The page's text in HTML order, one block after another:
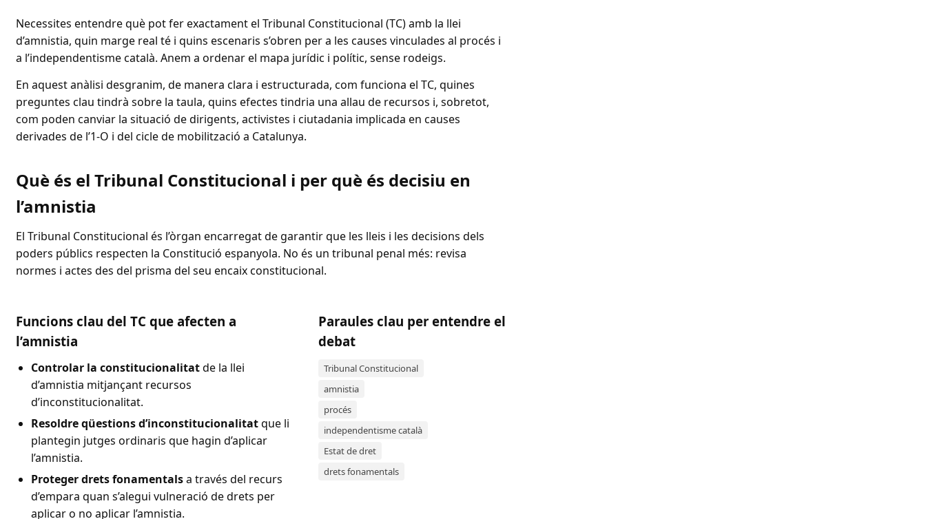
Necessites entendre què pot fer exactament el Tribunal Constitucional (TC) amb la llei
d’amnistia, quin marge real té i quins escenaris s’obren per a les causes vinculades al procés i
a l’independentisme català. Anem a ordenar el mapa jurídic i polític, sense rodeigs.
En aquest anàlisi desgranim, de manera clara i estructurada, com funciona el TC, quines
preguntes clau tindrà sobre la taula, quins efectes tindria una allau de recursos i, sobretot,
com poden canviar la situació de dirigents, activistes i ciutadania implicada en causes
derivades de l’1-O i del cicle de mobilització a Catalunya.
Què és el Tribunal Constitucional i per què és decisiu en
l’amnistia
El Tribunal Constitucional és l’òrgan encarregat de garantir que les lleis i les decisions dels
poders públics respecten la Constitució espanyola. No és un tribunal penal més: revisa
normes i actes des del prisma del seu encaix constitucional.
Funcions clau del TC que afecten a
l’amnistia
Controlar la constitucionalitatde la llei
d’amnistia mitjançant recursos
d’inconstitucionalitat.
Resoldre qüestions d’inconstitucionalitatque li
plantegin jutges ordinaris que hagin d’aplicar
l’amnistia.
Proteger drets fonamentalsa través del recurs
d’empara quan s’alegui vulneració de drets per
aplicar o no aplicar l’amnistia.
Paraules clau per entendre el
debat
Tribunal Constitucional
amnistia
procés
independentisme català
Estat de dret
drets fonamentals